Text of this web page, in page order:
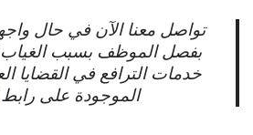
تواصل معنا الآن في حال
بفصل الموظف بسبب الغياب
خدمات الترافع في القضايا
الموجودة على